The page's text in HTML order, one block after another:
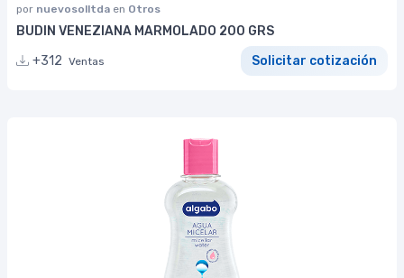
por nuevosolltda en Otros
BUDIN VENEZIANA MARMOLADO 200 GRS
+312 Ventas Solicitar cotización